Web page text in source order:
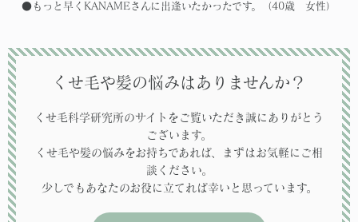
●もっと早くKANAMEさんに出逢いたかったです。（40歳 女性）
くせ毛や髪の悩みはありませんか？
くせ毛科学研究所のサイトをご覧いただき誠にありがとう
ございます。
くせ毛や髪の悩みをお持ちであれば、まずはお気軽にご相
談ください。
少しでもあなたのお役に立てれば幸いと思っています。